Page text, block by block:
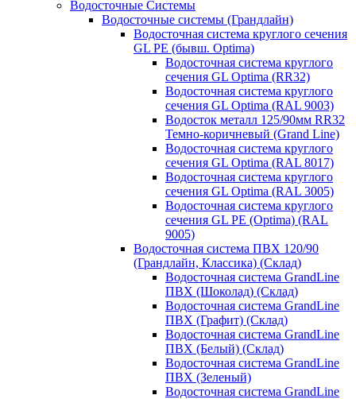
Водосточные Системы
Водосточные системы (Грандлайн)
Водосточная система круглого сечения
GL PE (бывш. Optima)
Водосточная система круглого
сечения GL Optima (RR32)
Водосточная система круглого
сечения GL Optima (RAL 9003)
Водосток металл 125/90мм RR32
Темно-коричневый (Grand Line)
Водосточная система круглого
сечения GL Optima (RAL 8017)
Водосточная система круглого
сечения GL Optima (RAL 3005)
Водосточная система круглого
сечения GL PE (Optima) (RAL
9005)
Водосточная система ПВХ 120/90
(Грандлайн, Классика) (Склад)
Водосточная система GrandLine
ПВХ (Шоколад) (Склад)
Водосточная система GrandLine
ПВХ (Графит) (Склад)
Водосточная система GrandLine
ПВХ (Белый) (Склад)
Водосточная система GrandLine
ПВХ (Зеленый)
Водосточная система GrandLine